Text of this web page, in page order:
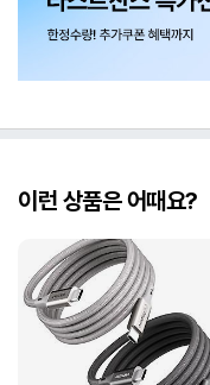
이런 상품은 어때요?